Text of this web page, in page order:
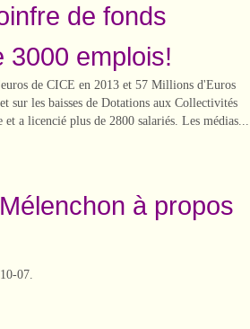
de fonds
3000 emplois!
de CICE en 2013 et 57 Millions d'Euros
sur les baisses de Dotations aux Collectivités
a licencié plus de 2800 salariés. Les médias...
à propos
07.